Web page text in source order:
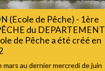
(Ecole de Pêche) - 1ère
du DEPARTEMENT
de Pêche a été créé en
au dernier mercredi de juin